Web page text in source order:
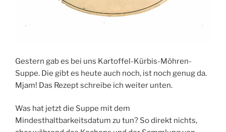
Gestern gab es bei uns Kartoffel-Kürbis-Möhren-
Suppe. Die gibt es heute auch noch, ist noch genug da.
Mjam! Das Rezept schreibe ich weiter unten.
Was hat jetzt die Suppe mit dem
Mindesthaltbarkeitsdatum zu tun? So direkt nichts,